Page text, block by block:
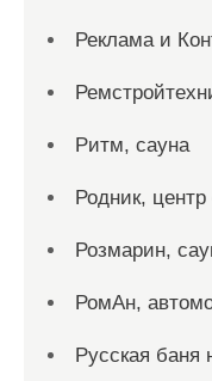
Реклама и
Ритм, сауна
Родник,
Розмарин,
РомАн,
Русская баня